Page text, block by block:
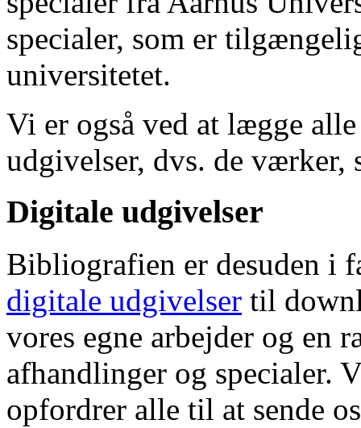
specialer, som er
universitetet.
Vi er også ved at lægge
udgivelser, dvs. de værker,
Digitale udgivelser
Bibliografien er desuden i
digitale udgivelser til
vores egne arbejder og en
afhandlinger og specialer.
opfordrer alle til at sende